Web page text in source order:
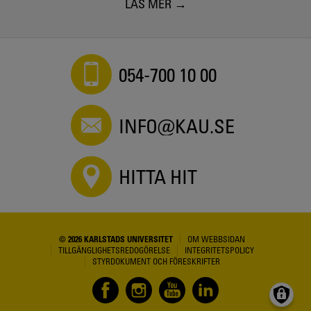
LÄS MER
054-700 10 00
INFO@KAU.SE
HITTA HIT
© 2026 KARLSTADS UNIVERSITET
OM WEBBSIDAN
TILLGÄNGLIGHETSREDOGÖRELSE
INTEGRITETSPOLICY
STYRDOKUMENT OCH FÖRESKRIFTER